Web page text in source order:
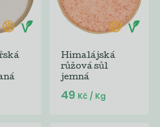
Himalájská
růžová sůl
jemná
49 Kč / Kg